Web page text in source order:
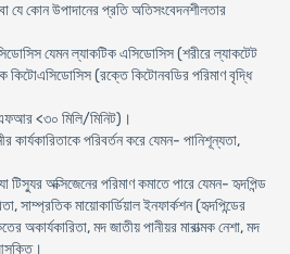
যে কোন উপাদানের প্রতি অতিসংবেদনশীলতার
যেমন ল্যাকটিক এসিডোসিস (শরীরে ল্যাকটেট
কিটোএসিডোসিস (রক্তে কিটোনবডির পরিমাণ বৃদ্ধি
<৩০ মিলি/মিনিট)।
পরিবর্তন করে যেমন- পানিশূন্যতা,
টিস্যুর অক্সিজেনের পরিমাণ কমাতে পারে যেমন- হৃদপিন্ড
সাম্প্রতিক মায়োকার্ডিয়াল ইনফার্কশন (হৃদপিন্ডের
মদ জাতীয় পানীয়র মারাত্মক নেশা, মদ